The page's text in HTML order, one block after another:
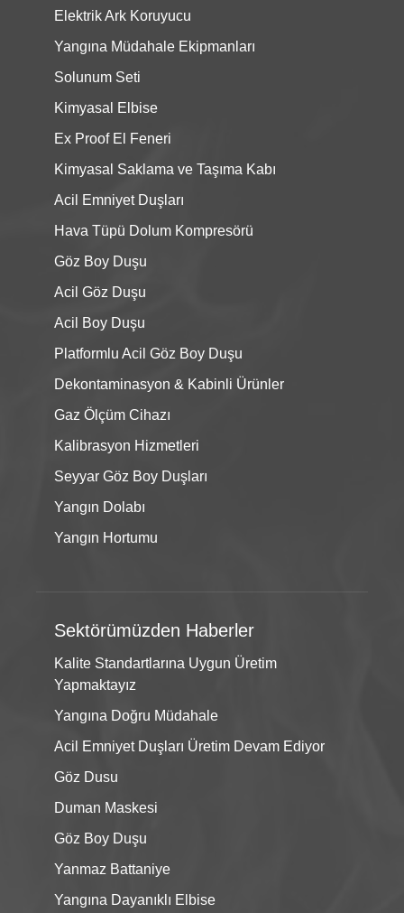
Elektrik Ark Koruyucu
Yangına Müdahale Ekipmanları
Solunum Seti
Kimyasal Elbise
Ex Proof El Feneri
Kimyasal Saklama ve Taşıma Kabı
Acil Emniyet Duşları
Hava Tüpü Dolum Kompresörü
Göz Boy Duşu
Acil Göz Duşu
Acil Boy Duşu
Platformlu Acil Göz Boy Duşu
Dekontaminasyon & Kabinli Ürünler
Gaz Ölçüm Cihazı
Kalibrasyon Hizmetleri
Seyyar Göz Boy Duşları
Yangın Dolabı
Yangın Hortumu
Sektörümüzden Haberler
Kalite Standartlarına Uygun Üretim
Yapmaktayız
Yangına Doğru Müdahale
Acil Emniyet Duşları Üretim Devam Ediyor
Göz Dusu
Duman Maskesi
Göz Boy Duşu
Yanmaz Battaniye
Yangına Dayanıklı Elbise